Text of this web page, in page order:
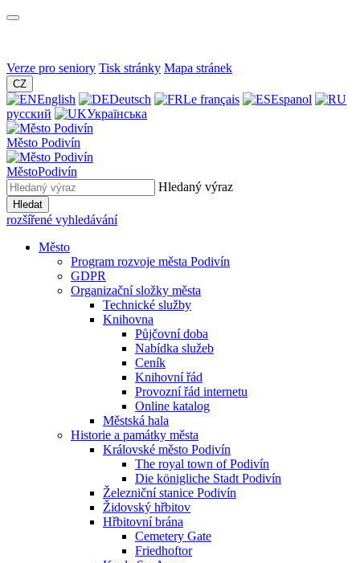
Verze pro seniory Tisk stránky Mapa stránek
CZ
English Deutsch Le français
Espanol
русский
Українська
Město Podivín
MěstoPodivín
Hledaný výraz
Hledat
rozšířené vyhledávání
Město
Program rozvoje města Podivín
GDPR
Organizační složky města
Technické služby
Knihovna
Půjčovní doba
Nabídka služeb
Ceník
Knihovní řád
Provozní řád internetu
Online katalog
Městská hala
Historie a památky města
Královské město Podivín
The royal town of Podivín
Die königliche Stadt Podivín
Železniční stanice Podivín
Židovský hřbitov
Hřbitovní brána
Cemetery Gate
Friedhoftor